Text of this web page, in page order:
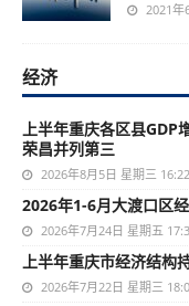
2021年
经济
上半年重庆各区县GDP
荣昌并列第三
2026年8月5日 星期三 16:22
2026年1-6月大渡口区
2026年7月24日 星期五
上半年重庆市经济结构
2026年7月22日 星期三